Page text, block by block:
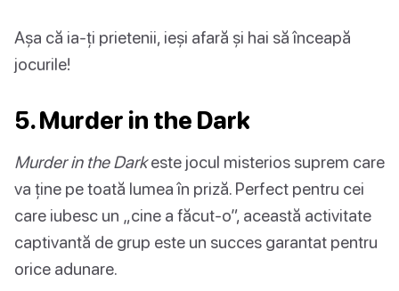
Așa că ia-ți prietenii, ieși afară și hai să înceapă
jocurile!
5. Murder in the Dark
Murder in the Darkeste jocul misterios suprem care
va ține pe toată lumea în priză. Perfect pentru cei
care iubesc un „cine a făcut-o”, această activitate
captivantă de grup este un succes garantat pentru
orice adunare.